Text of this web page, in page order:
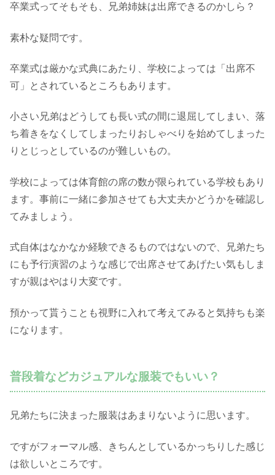
卒業式ってそもそも、兄弟姉妹は出席できるのかしら？
素朴な疑問です。
卒業式は厳かな式典にあたり、学校によっては「出席不
可」とされているところもあります。
小さい兄弟はどうしても長い式の間に退屈してしまい、落
ち着きをなくしてしまったりおしゃべりを始めてしまった
りとじっとしているのが難しいもの。
学校によっては体育館の席の数が限られている学校もあり
ます。事前に一緒に参加させても大丈夫かどうかを確認し
てみましょう。
式自体はなかなか経験できるものではないので、兄弟たち
にも予行演習のような感じで出席させてあげたい気もしま
すが親はやはり大変です。
預かって貰うことも視野に入れて考えてみると気持ちも楽
になります。
普段着などカジュアルな服装でもいい？
兄弟たちに決まった服装はあまりないように思います。
ですがフォーマル感、きちんとしているかっちりした感じ
は欲しいところです。